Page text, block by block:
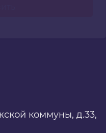
коммуны, д.33,